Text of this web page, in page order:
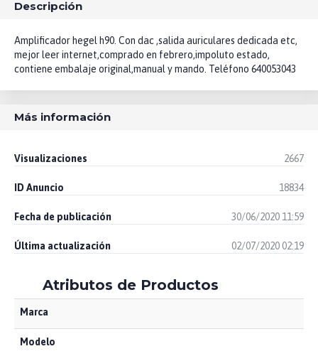
Descripción
Amplificador hegel h90. Con dac ,salida auriculares dedicada etc,
mejor leer internet,comprado en febrero,impoluto estado,
contiene embalaje original,manual y mando. Teléfono 640053043
Más información
Visualizaciones 2667
ID Anuncio 18834
Fecha de publicación 30/06/2020 11:59
Última actualización 02/07/2020 02:19
Atributos de Productos
Marca
Modelo